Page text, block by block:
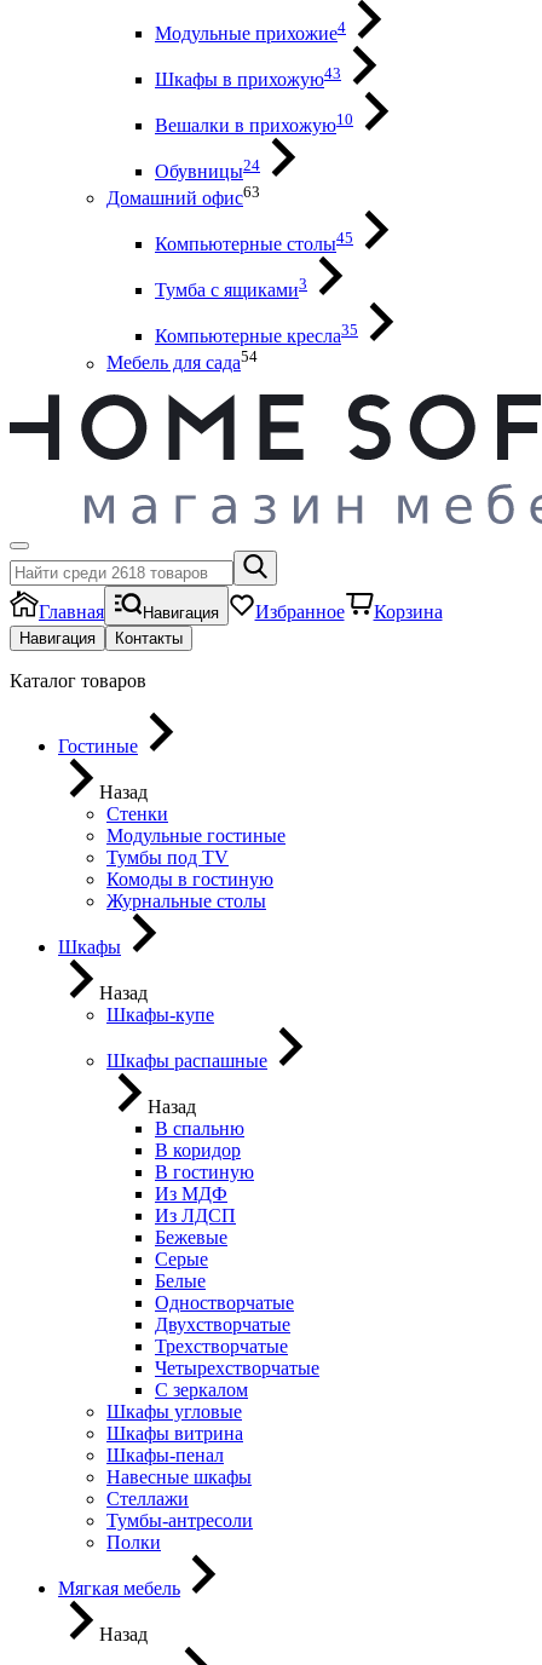
Модульные прихожие4
Шкафы в прихожую43
Вешалки в прихожую10
Обувницы24
Домашний офис63
Компьютерные столы45
Тумба с ящиками3
Компьютерные кресла35
Мебель для сада54
Главная Навигация Избранное Корзина
Навигация Контакты
Каталог товаров
Гостиные
Назад
Стенки
Модульные гостиные
Тумбы под ТV
Комоды в гостиную
Журнальные столы
Шкафы
Назад
Шкафы-купе
Шкафы распашные
Назад
В спальню
В коридор
В гостиную
Из МДФ
Из ЛДСП
Бежевые
Серые
Белые
Одностворчатые
Двухстворчатые
Трехстворчатые
Четырехстворчатые
С зеркалом
Шкафы угловые
Шкафы витрина
Шкафы-пенал
Навесные шкафы
Стеллажи
Тумбы-антресоли
Полки
Мягкая мебель
Назад